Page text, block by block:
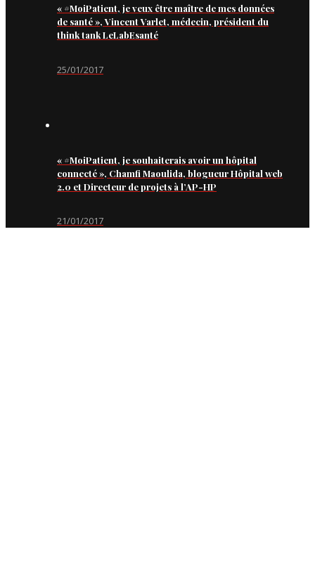
« #MoiPatient, je veux être maître de mes données
de santé », Vincent Varlet, médecin, président du
think tank LeLabEsanté
25/01/2017
« #MoiPatient, je souhaiterais avoir un hôpital
connecté », Chamfi Maoulida, blogueur Hôpital web
2.0 et Directeur de projets à l’AP-HP
21/01/2017